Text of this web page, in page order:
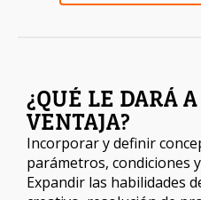
¿QUÉ LE DARÁ
VENTAJA?
Incorporar y definir
parámetros, condiciones
Expandir las habilidades